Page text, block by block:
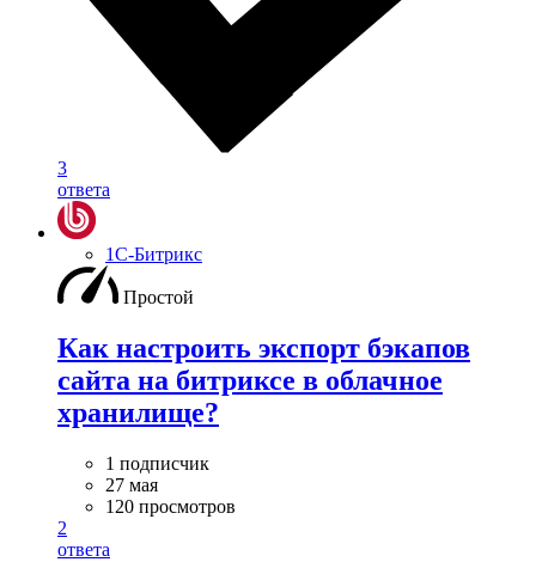
3
ответа
1С-Битрикс
Простой
Как настроить экспорт бэкапов
сайта на битриксе в облачное
хранилище?
1 подписчик
27 мая
120 просмотров
2
ответа